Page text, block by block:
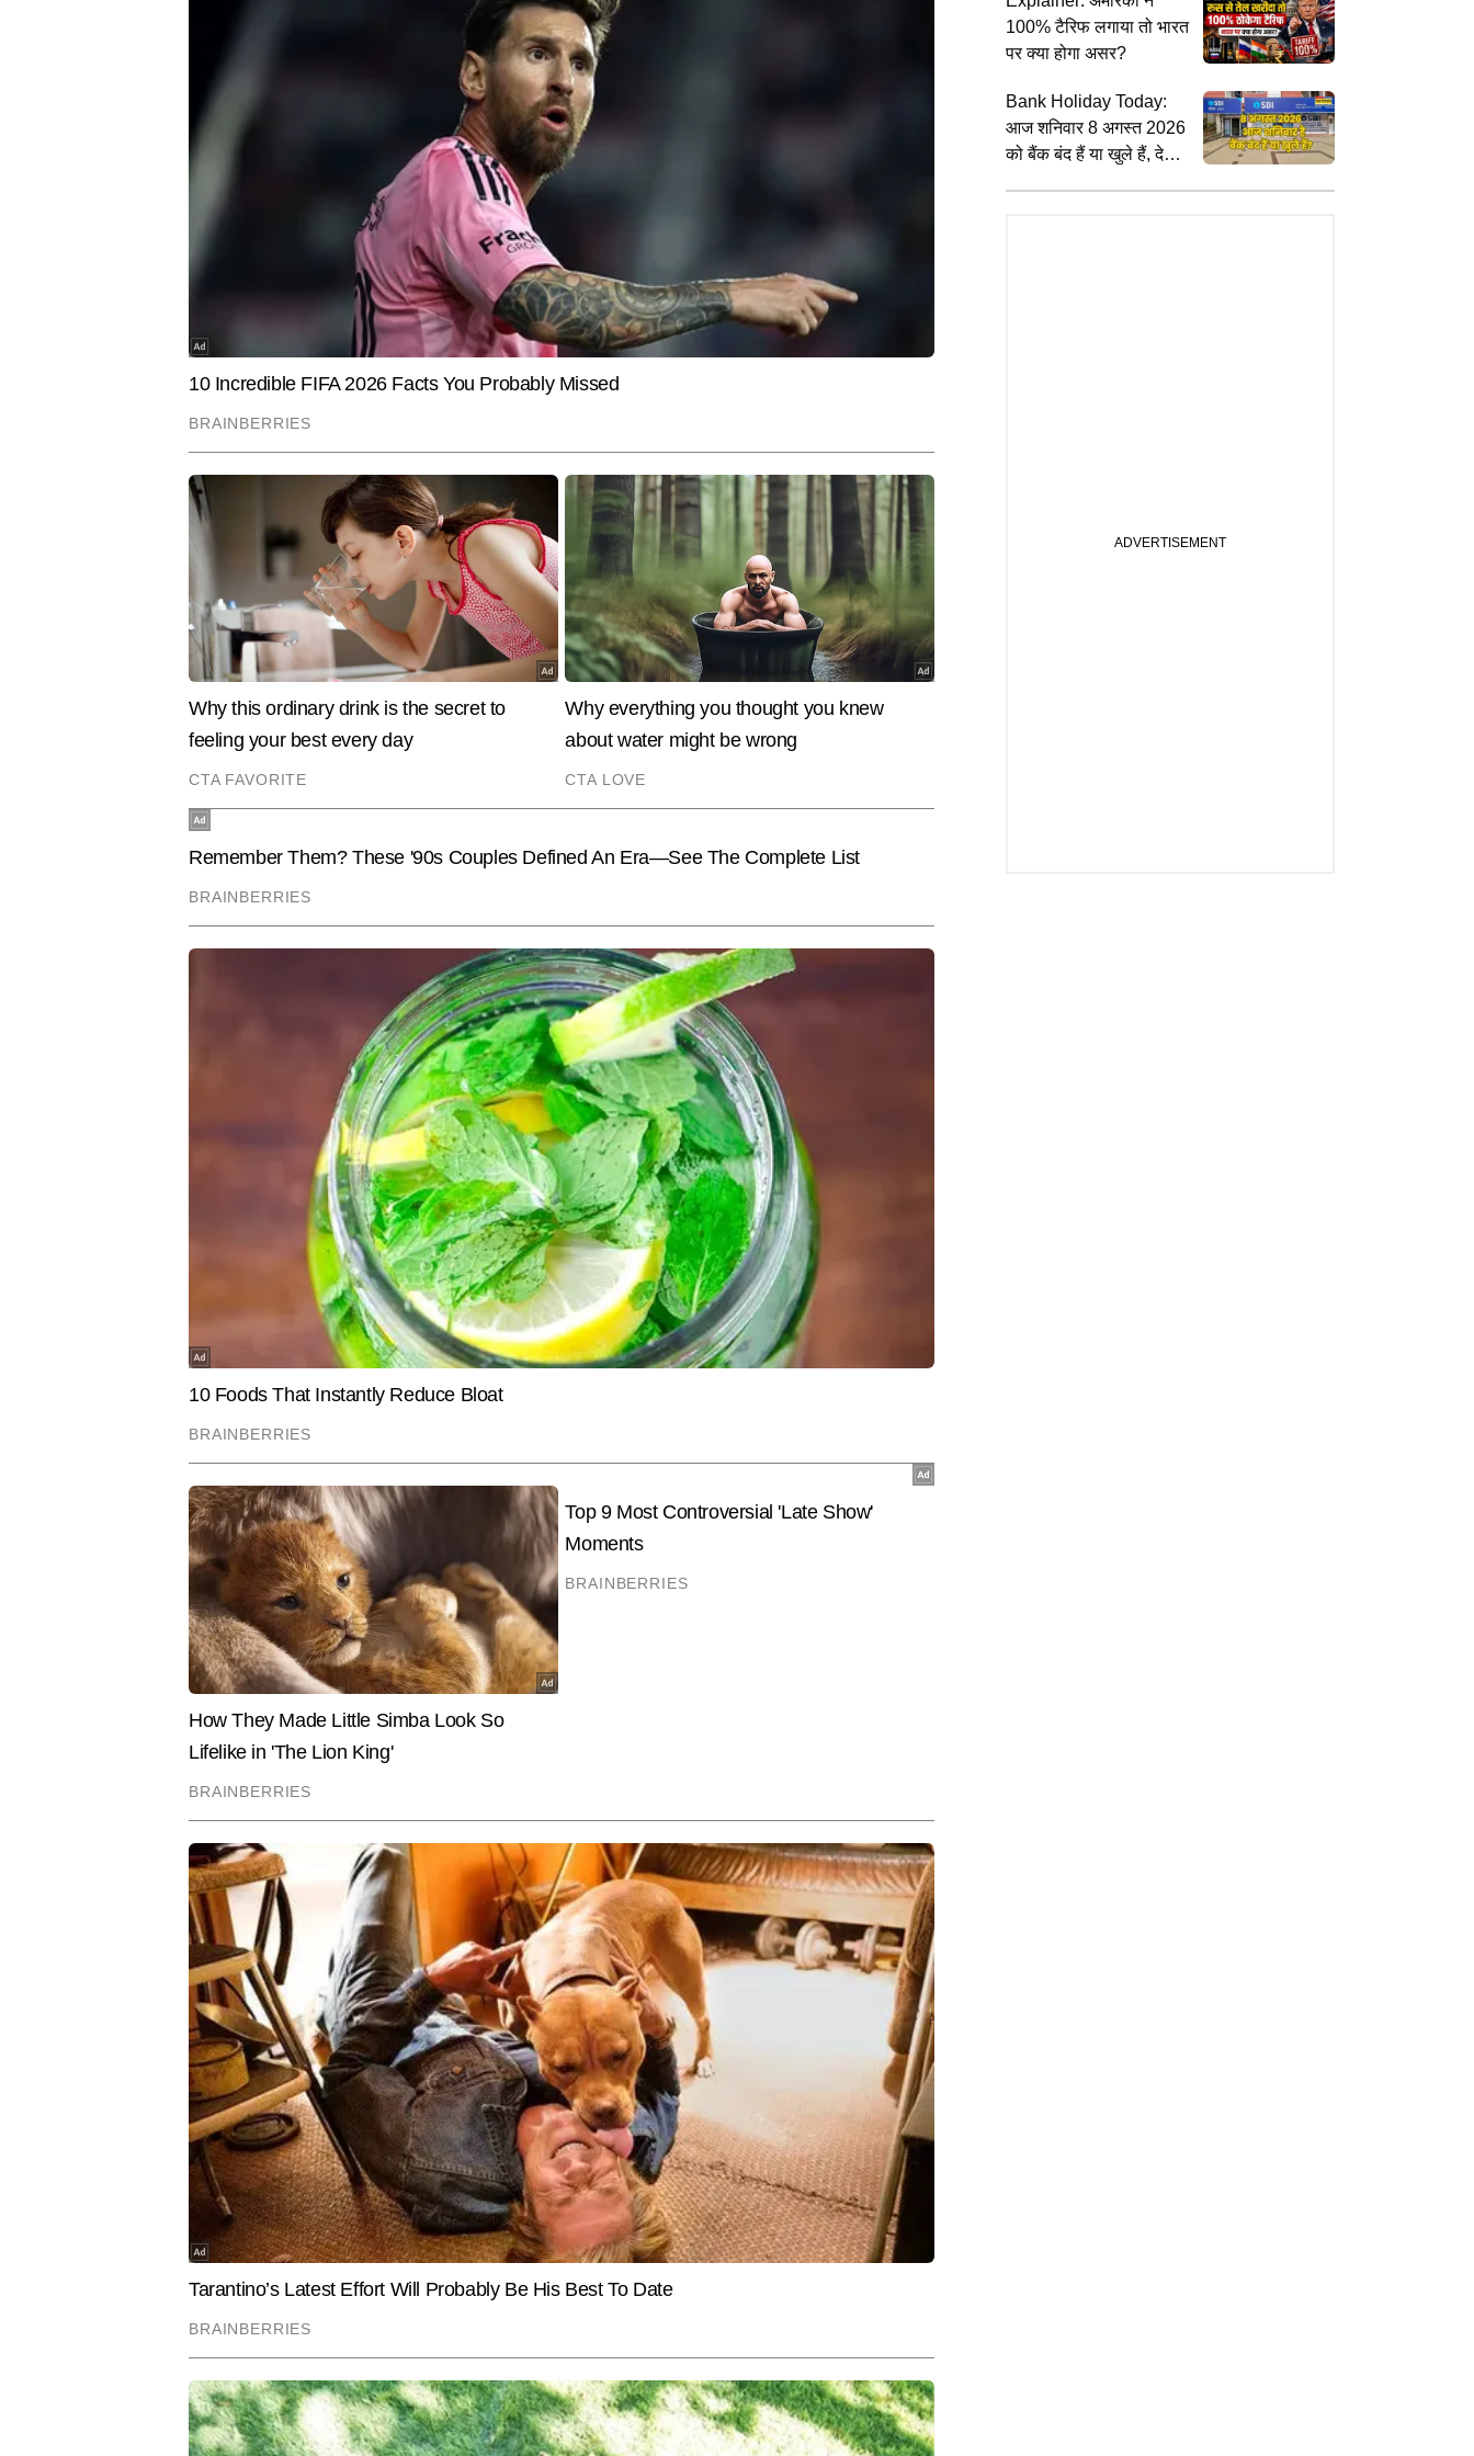
EXPLAINER
लाल सागर में हूतियों का तांडव: ईरान की
चाल से थम जाएगा 12% व्यापार? जानिए
कैसे महंगा होगा आपका पेट्रोल
उत्तराखंड में IMD का बड़ा अलर्ट; 9 और
10 अगस्त को आसमान से बरसेगी आफत,
देहरादून-नैनीताल समेत कई जिलों में ऑरेंज
SPORTS
क्या बाबर आजम ने पठान को इंटरव्यू देने से
किया था मना, इरफान ने बताई क्या थी
आलोक कुमार AUTHOR
आलोक कुमार टाइम्स नाउ नवभारत डिजिटल में एसोसिएट एडिटर के पद पर कार्यरत हैं। इलेक्ट्रॉनिक, डिजिटल और प्रिंट मीडिया
में 17 वर्षों से अधिक का व्यापक अनुभव रखने वाले आलोक ने अपने पत्रकारिता करियर में कई प्रमुख कॉर्पोरेट इवेंट्स और चर्चित
स्टोरीज कवर की हैं। वह बिजनेस, बैंकिंग, शेयर मार्केट और पर्सनल फाइनेंस पर गहरी समझ रखते हैं और जटिल वित्तीय
जानकारियों को सरल, स्पष्ट और पाठक-केंद्रित तरीके से प्रस्तुत करने में माहिर हैं। अब तक आलोक ने लगभग 18,000 स्टोरीज
End of Article
100% टैरिफ लगाया तो भारत
पर क्या होगा असर?
Bank Holiday Today:
आज शनिवार 8 अगस्त 2026
को बैंक बंद हैं या खुले हैं, देखें